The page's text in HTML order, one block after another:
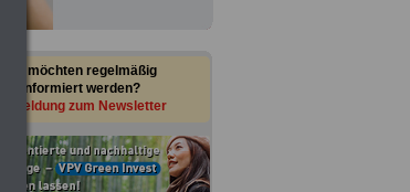
Sie möchten regelmäßig
informiert werden?
Anmeldung zum Newsletter